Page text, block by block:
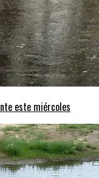
este miércoles